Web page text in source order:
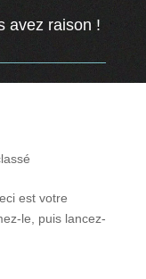
avez raison !
est votre
le, puis lancez-